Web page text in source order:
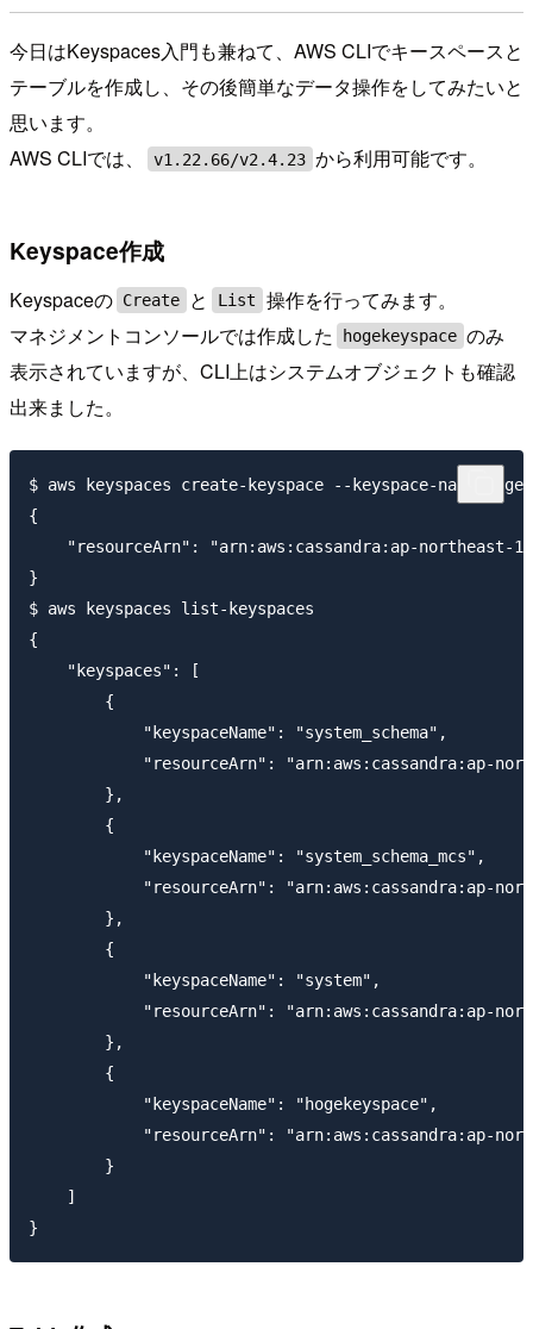
今日はKeyspaces入門も兼ねて、AWS CLIでキースペースと
テーブルを作成し、その後簡単なデータ操作をしてみたいと
思います。
AWS CLIでは、
v1.22.66/v2.4.23 から利用可能です。
Keyspace作成
Keyspaceの Create と List
操作を行ってみます。
マネジメントコンソールでは作成した
hogekeyspace のみ
表示されていますが、CLI上はシステムオブジェクトも確認
出来ました。
$ aws keyspaces create-keyspace --keyspace-name
{
"resourceArn": "arn:aws:cassandra:ap-northeast-
}
$ aws keyspaces list-keyspaces
{
    "keyspaces": [
        {
            "keyspaceName": "system_schema",
"resourceArn": "arn:aws:cassandra:ap-
        },
        {
            "keyspaceName": "system_schema_mcs",
"resourceArn": "arn:aws:cassandra:ap-
        },
        {
            "keyspaceName": "system",
"resourceArn": "arn:aws:cassandra:ap-
        },
        {
            "keyspaceName": "hogekeyspace",
"resourceArn": "arn:aws:cassandra:ap-
        }
    ]